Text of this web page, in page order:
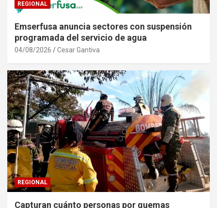
REGIONAL
Emserfusa anuncia sectores con suspensión
programada del servicio de agua
04/08/2026 Cesar Gantiva
REGIONAL
Capturan cuánto personas por quemas